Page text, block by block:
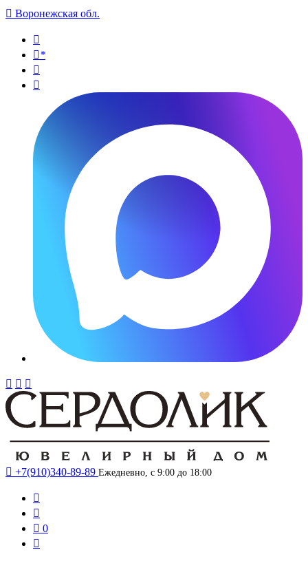
 Воронежская обл.

*


  
 +7(910)340-89-89 Ежедневно, с 9:00 до 18:00


 0
